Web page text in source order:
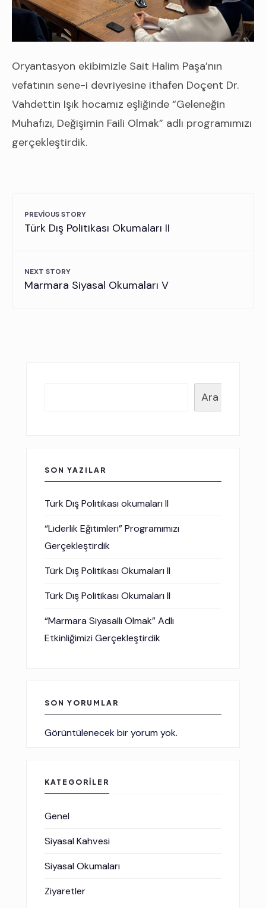
Oryantasyon ekibimizle Sait Halim Paşa’nın
vefatının sene-i devriyesine ithafen Doçent Dr.
Vahdettin Işık hocamız eşliğinde “Geleneğin
Muhafızı, Değişimin Faili Olmak” adlı programımızı
gerçekleştirdik.
PREVIOUS STORY
Türk Dış Politikası Okumaları II
NEXT STORY
Marmara Siyasal Okumaları V
Ara
SON YAZILAR
Türk Dış Politikası okumaları II
“Liderlik Eğitimleri” Programımızı
Gerçekleştirdik
Türk Dış Politikası Okumaları II
Türk Dış Politikası Okumaları II
“Marmara Siyasallı Olmak” Adlı
Etkinliğimizi Gerçekleştirdik
SON YORUMLAR
Görüntülenecek bir yorum yok.
KATEGORILER
Genel
Siyasal Kahvesi
Siyasal Okumaları
Ziyaretler